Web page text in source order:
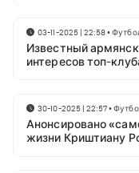
03-11-2025 | 22:58•
Известный
интересов топ-
30-10-2025 | 22:57•
Анонсировано
жизни Криштиану